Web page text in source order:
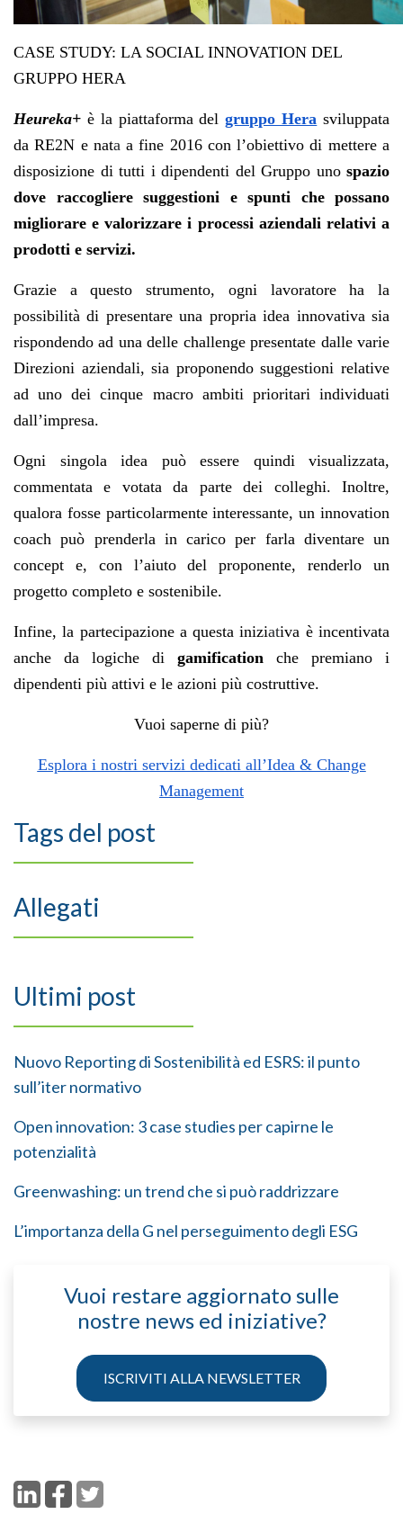
CASE STUDY: LA SOCIAL INNOVATION DEL
GRUPPO HERA
Heureka+ è la piattaforma delgruppo Hera sviluppata
da RE2N e nata a fine 2016 con l’obiettivo di mettere a
disposizione di tutti i dipendenti del Gruppo uno spazio
dove raccogliere suggestioni e spunti che possano
migliorare e valorizzare i processi aziendali relativi a
prodotti e servizi.
Grazie a questo strumento, ogni lavoratore ha la
possibilità di presentare una propria idea innovativa sia
rispondendo ad una delle challenge presentate dalle varie
Direzioni aziendali, sia proponendo suggestioni relative
ad uno dei cinque macro ambiti prioritari individuati
dall’impresa.
Ogni singola idea può essere quindi visualizzata,
commentata e votata da parte dei colleghi. Inoltre,
qualora fosse particolarmente interessante, un innovation
coach può prenderla in carico per farla diventare un
concept e, con l’aiuto del proponente, renderlo un
progetto completo e sostenibile.
Infine, la partecipazione a questa iniziativa è incentivata
anche da logiche di gamification che premiano i
dipendenti più attivi e le azioni più costruttive.
Vuoi saperne di più?
Esplora i nostri servizi dedicati all’Idea & Change
Management
Tags del post
Allegati
Ultimi post
Nuovo Reporting di Sostenibilità ed ESRS: il punto
sull’iter normativo
Open innovation: 3 case studies per capirne le
potenzialità
Greenwashing: un trend che si può raddrizzare
L’importanza della G nel perseguimento degli ESG
Vuoi restare aggiornato sulle
nostre news ed iniziative?
ISCRIVITI ALLA NEWSLETTER